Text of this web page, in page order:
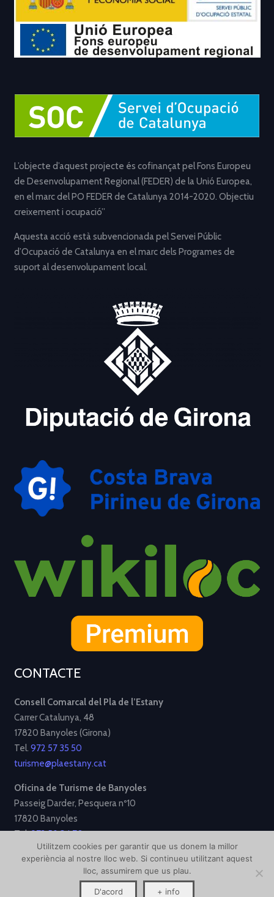
L’objecte d’aquest projecte és cofinançat pel Fons Europeu
de Desenvolupament Regional (FEDER) de la Unió Europea,
en el marc del PO FEDER de Catalunya 2014-2020. Objectiu
creixement i ocupació”
Aquesta acció està subvencionada pel Servei Públic
d’Ocupació de Catalunya en el marc dels Programes de
suport al desenvolupament local.
CONTACTE
Consell Comarcal del Pla de l’Estany
Carrer Catalunya, 48
17820 Banyoles (Girona)
Tel. 972 57 35 50
turisme@plaestany.cat
Oficina de Turisme de Banyoles
Passeig Darder, Pesquera nº10
17820 Banyoles
Tel.972 58 34 70
turisme@ajbanyoles.org
[Política de Privacitat][Política de Cookies]
Utilitzem cookies per garantir que us donem la millor
experiència al nostre lloc web. Si continueu utilitzant aquest
lloc, assumirem que us plau.
D'acord + info